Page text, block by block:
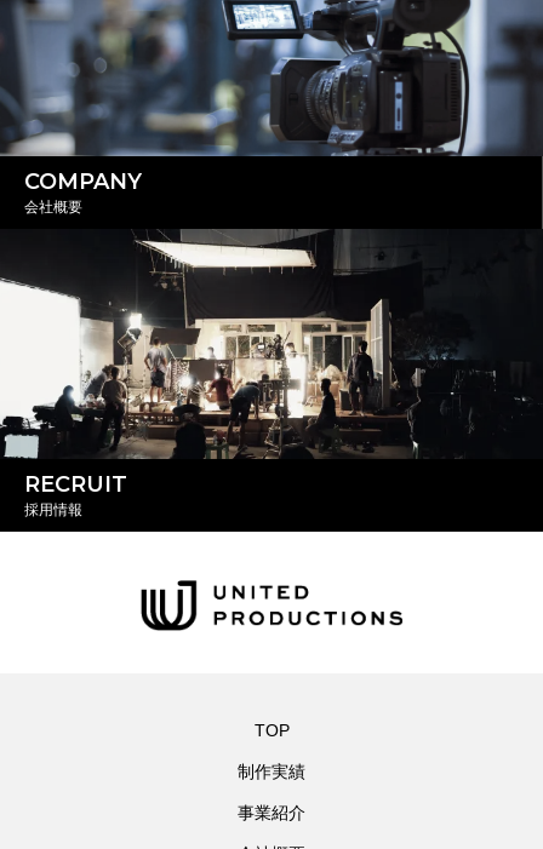
COMPANY
会社概要
RECRUIT
採用情報
TOP
制作実績
事業紹介